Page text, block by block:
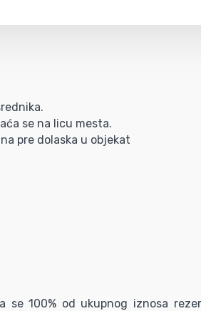
se na licu mesta.
pre dolaska u objekat
100% od ukupnog iznosa